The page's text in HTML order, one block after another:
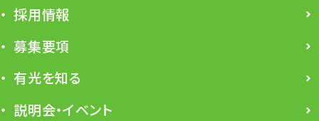
採用情報
募集要項
有光を知る
説明会・イベント